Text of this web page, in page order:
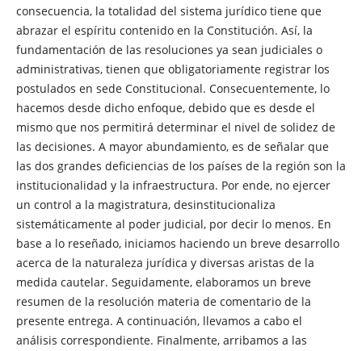
consecuencia, la totalidad del sistema jurídico tiene que
abrazar el espíritu contenido en la Constitución. Así, la
fundamentación de las resoluciones ya sean judiciales o
administrativas, tienen que obligatoriamente registrar los
postulados en sede Constitucional. Consecuentemente, lo
hacemos desde dicho enfoque, debido que es desde el
mismo que nos permitirá determinar el nivel de solidez de
las decisiones. A mayor abundamiento, es de señalar que
las dos grandes deficiencias de los países de la región son la
institucionalidad y la infraestructura. Por ende, no ejercer
un control a la magistratura, desinstitucionaliza
sistemáticamente al poder judicial, por decir lo menos. En
base a lo reseñado, iniciamos haciendo un breve desarrollo
acerca de la naturaleza jurídica y diversas aristas de la
medida cautelar. Seguidamente, elaboramos un breve
resumen de la resolución materia de comentario de la
presente entrega. A continuación, llevamos a cabo el
análisis correspondiente. Finalmente, arribamos a las